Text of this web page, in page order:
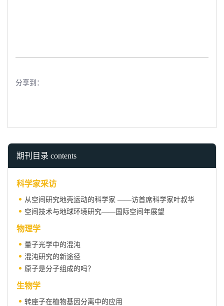
分享到：
期刊目录 contents
科学家采访
从空间研究地壳运动的科学家 ——访首席科学家叶叔华
空间技术与地球环境研究——国际空间年展望
物理学
量子光学中的混沌
混沌研究的新途径
原子是分子组成的吗？
生物学
转座子在植物基因分离中的应用